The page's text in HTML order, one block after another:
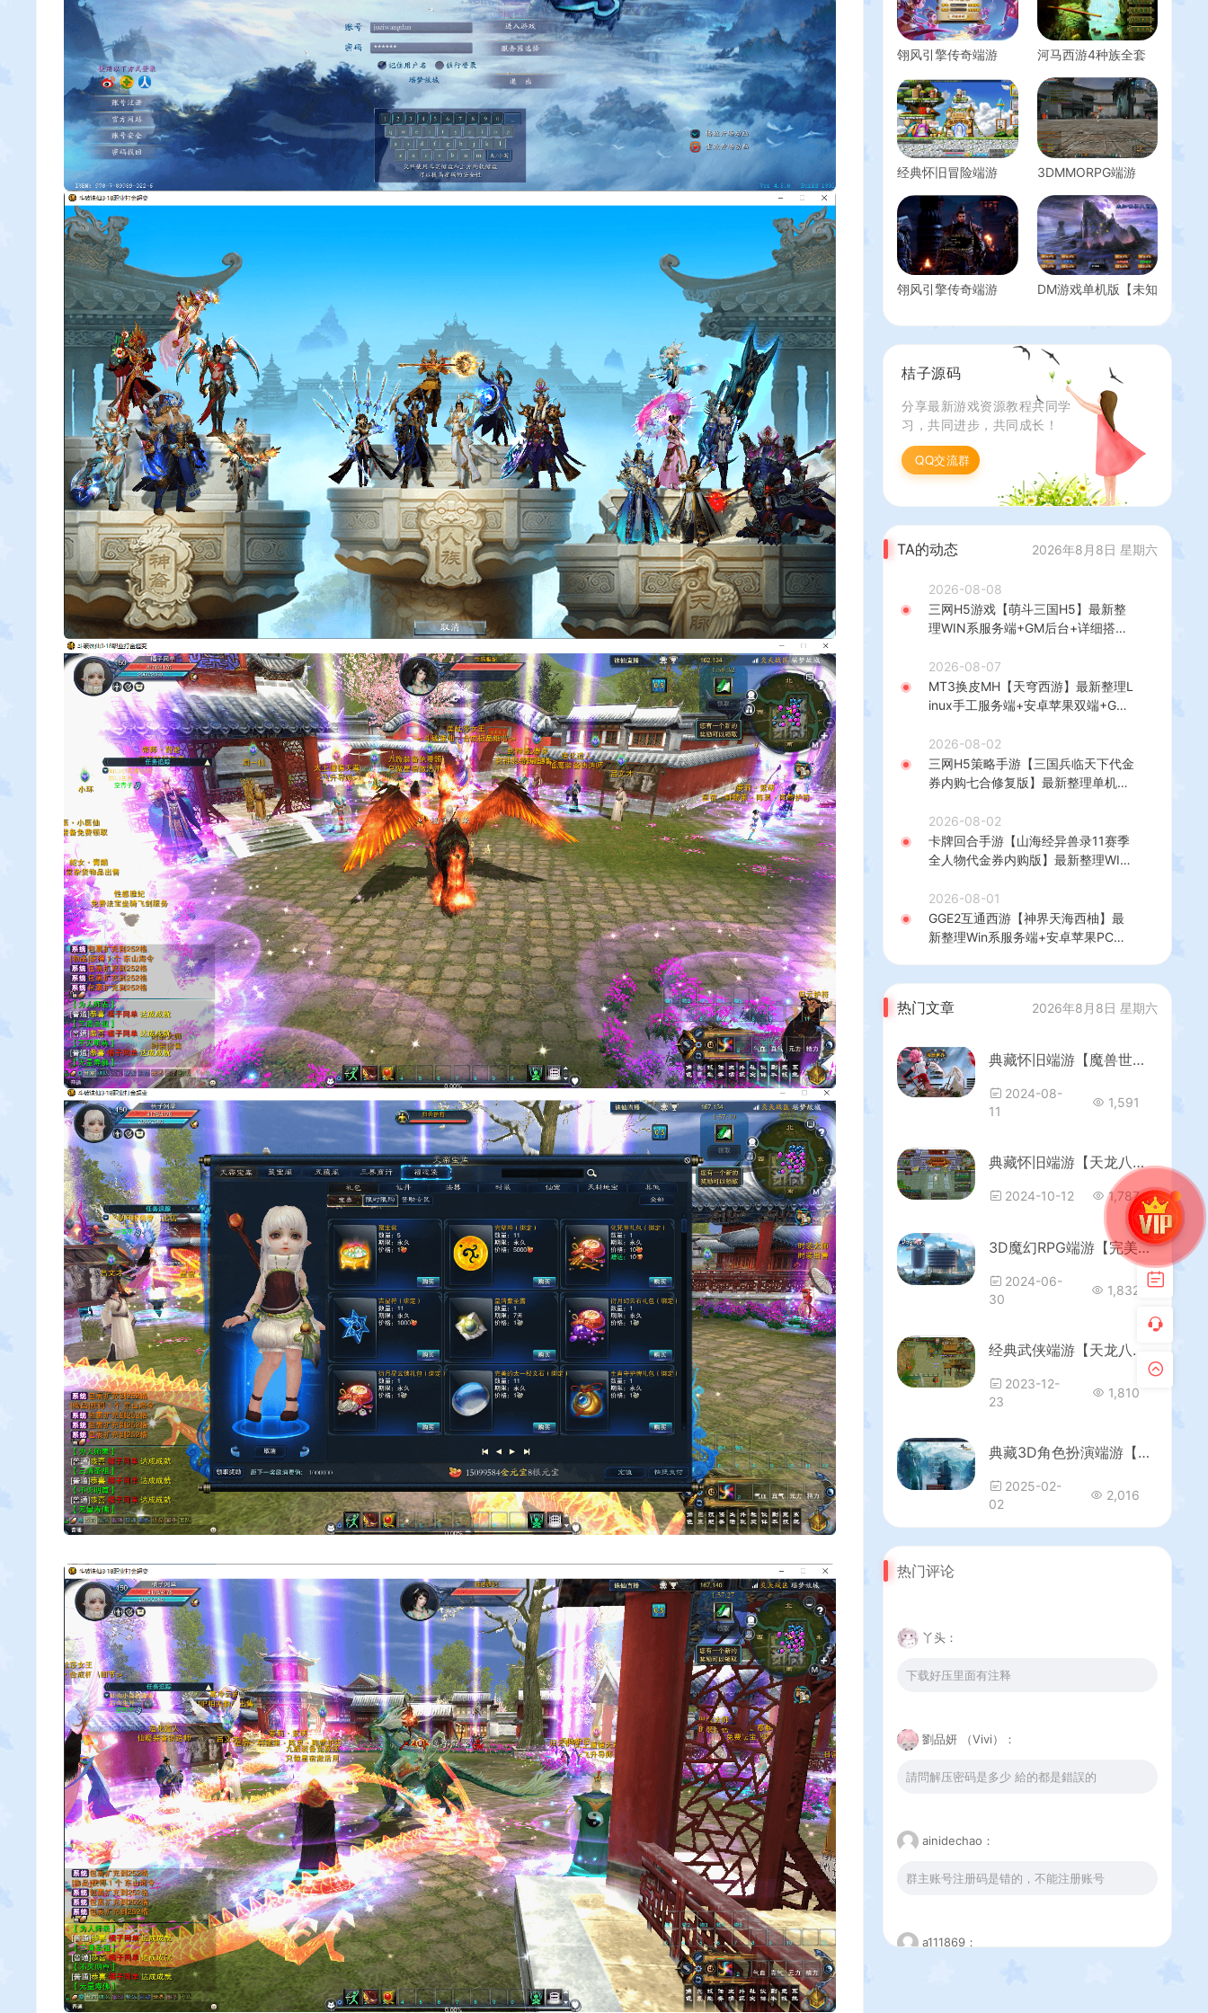
翎风引擎传奇端游
V】最新整理WIN系
服务端+配套补丁网
站+详细搭建教程+视
频教程
河马西游4种族全套
+视频教程
经典怀旧冒险端游
播修复版】最新整理
Win系服务端+PC客
户端+详细搭建教程
3DMMORPG端游
宫18职业】最新整理
单机一键即玩镜像端
+Linux手工服务端
+GM工具+网页注册
+PC客户端+详细搭
建教程
翎风引擎传奇端游
最新整理WIN系服务
端+配套补丁+详细搭
DM游戏单机版【未知
版】PC电脑端解压即
玩
桔子源码
分享最新游戏资源教程共同学
习，共同进步，共同成长！
QQ交流群
TA的动态 2026年8月8日 星期六
2026-08-08
三网H5游戏【萌斗三国H5】最新整
理WIN系服务端+GM后台+详细搭建
2026-08-07
MT3换皮MH【天穹西游】最新整理L
inux手工服务端+安卓苹果双端+GM
教程
2026-08-02
三网H5策略手游【三国兵临天下代金
券内购七合修复版】最新整理单机一
理后台+GM授权后台+简易安卓客户
端+详细搭建教程+视频教程
2026-08-02
卡牌回合手游【山海经异兽录11赛季
全人物代金券内购版】最新整理WIN
+热更修改工具+安卓+详细搭建教程
2026-08-01
GGE2互通西游【神界天海西柚】最
新整理Win系服务端+安卓苹果PC三
热门文章 2026年8月8日 星期六
典藏怀旧端游【魔兽世界335降维时运第三季】最新整理Win一键服务端+网页注册+PC客户端+详细搭建教程
2024-08-
11
1,591
典藏怀旧端游【天龙八部之凌烟天龙】最新整理单机一键即玩镜像端+Linux手工端+PC客户端+GM工具+详细搭建教程
2024-10-12 1,787
3D魔幻RPG端游【完美国际2仙剑奇园155】最新整理Linux手工服务端+PC客户端+管理后台+网页注册+详细搭建教程
2024-06-
30
1,832
经典武侠端游【天龙八部之演武世界】最新整理Linux手工服务端+PC客户端+GM工具+详细搭建教程
2023-12-
23
1,810
典藏3D角色扮演端游【诛仙2之六道轮回】最新整理单机一键即玩镜像端+Linux手工服务端+GM工具+PC客户端+详细搭建教程
2025-02-
02
2,016
热门评论
丫头：
下载好压里面有注释
劉品妍 （Vivi）：
請問解压密码是多少 給的都是錯誤的
ainidechao：
群主账号注册码是错的，不能注册账号
a111869：